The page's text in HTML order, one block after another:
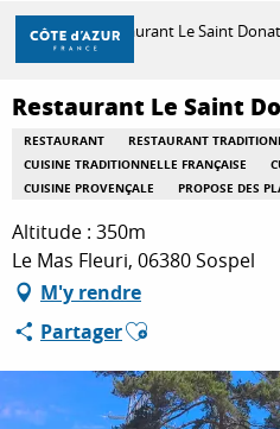
Aller
contenu
principal
DÉCOUVRIR
À FAIRE
SÉJOURNER
Accueil Restaurant Le Saint Donat
Restaurant Le Saint
RESTAURANT RESTAURANT
CUISINE TRADITIONNELLE FRANÇAISE
CUISINE PROVENÇALE
PROPOSE DES
Altitude : 350m
Le Mas Fleuri, 06380 Sospel
M'y rendre
PartagerAjouter aux favoris